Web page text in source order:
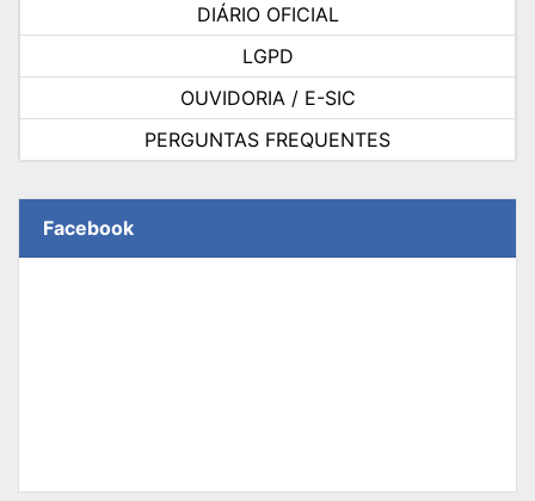
DIÁRIO OFICIAL
LGPD
OUVIDORIA / E-SIC
PERGUNTAS FREQUENTES
Facebook